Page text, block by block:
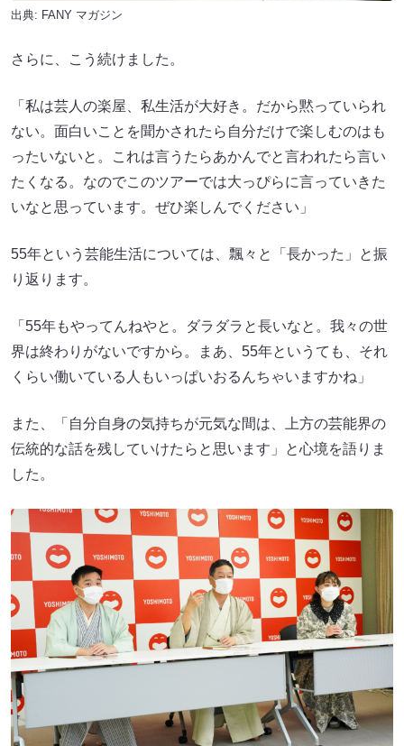
出典: FANY マガジン
さらに、こう続けました。
「私は芸人の楽屋、私生活が大好き。だから黙っていられ
ない。面白いことを聞かされたら自分だけで楽しむのはも
ったいないと。これは言うたらあかんでと言われたら言い
たくなる。なのでこのツアーでは大っぴらに言っていきた
いなと思っています。ぜひ楽しんでください」
55年という芸能生活については、飄々と「長かった」と振
り返ります。
「55年もやってんねやと。ダラダラと長いなと。我々の世
界は終わりがないですから。まあ、55年というても、それ
くらい働いている人もいっぱいおるんちゃいますかね」
また、「自分自身の気持ちが元気な間は、上方の芸能界の
伝統的な話を残していけたらと思います」と心境を語りま
した。